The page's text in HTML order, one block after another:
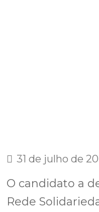
31 de julho de
O candidato a
Rede